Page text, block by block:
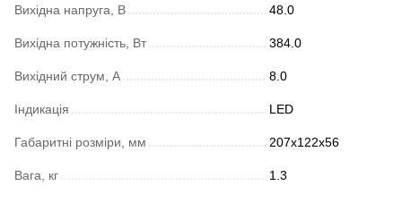
Вихідна напруга, В 48.0
Вихідна потужність, Вт 384.0
Вихідний струм, A 8.0
Індикація LED
Габаритні розміри, мм 207x122x56
Вага, кг 1.3